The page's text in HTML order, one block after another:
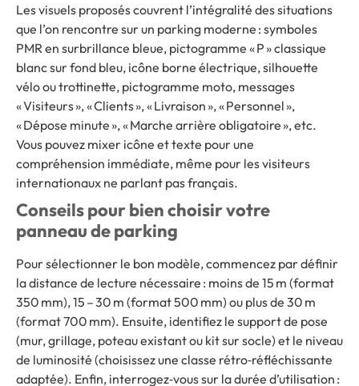
Les visuels proposés couvrent l’intégralité des situations
que l’on rencontre sur un parking moderne : symboles
PMR en surbrillance bleue, pictogramme « P » classique
blanc sur fond bleu, icône borne électrique, silhouette
vélo ou trottinette, pictogramme moto, messages
« Visiteurs », « Clients », « Livraison », « Personnel »,
« Dépose minute », « Marche arrière obligatoire », etc.
Vous pouvez mixer icône et texte pour une
compréhension immédiate, même pour les visiteurs
internationaux ne parlant pas français.
Conseils pour bien choisir votre
panneau de parking
Pour sélectionner le bon modèle, commencez par définir
la distance de lecture nécessaire : moins de 15 m (format
350 mm), 15 – 30 m (format 500 mm) ou plus de 30 m
(format 700 mm). Ensuite, identifiez le support de pose
(mur, grillage, poteau existant ou kit sur socle) et le niveau
de luminosité (choisissez une classe rétro‑réfléchissante
adaptée). Enfin, interrogez‑vous sur la durée d’utilisation :